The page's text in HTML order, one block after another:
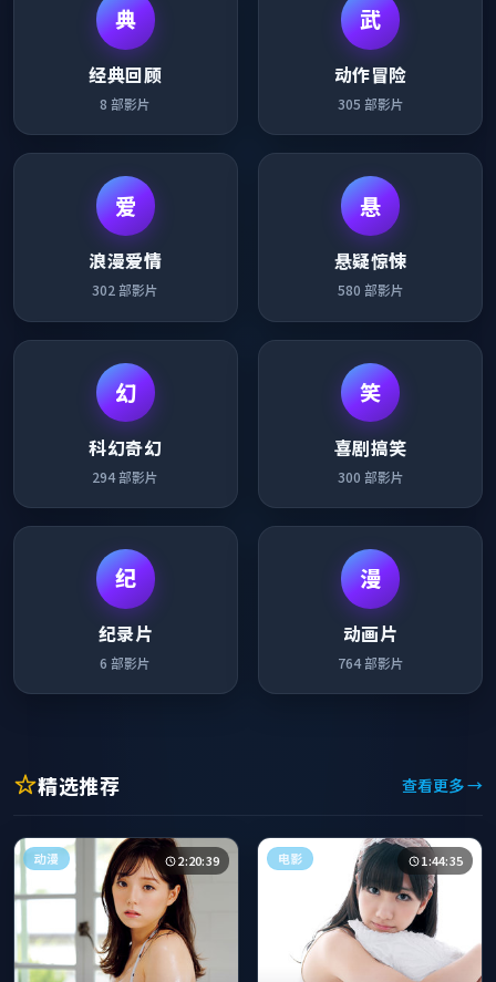
典
经典回顾
8 部影片
武
动作冒险
305 部影片
爱
浪漫爱情
302 部影片
悬
悬疑惊悚
580 部影片
幻
科幻奇幻
294部影片
笑
喜剧搞笑
300 部影片
纪
纪录片
6 部影片
漫
动画片
764部影片
精选推荐 查看更多 →
动漫 2:20:39 电影 1:44:35